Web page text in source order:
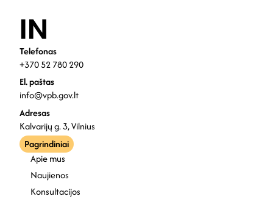
Telefonas
+370 52 780 290
El. paštas
info@vpb.gov.lt
Adresas
Kalvarijų g. 3, Vilnius
Pagrindiniai
Apie mus
Naujienos
Konsultacijos